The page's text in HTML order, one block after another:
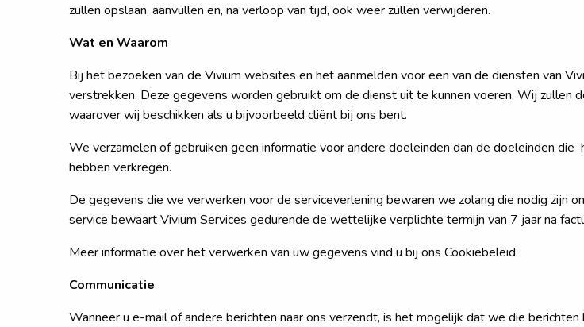
zullen opslaan, aanvullen en, na verloop van tijd, ook weer zullen verwijderen.
Wat en Waarom
Bij het bezoeken van de Vivium websites en het aanmelden voor een van de diensten van
verstrekken. Deze gegevens worden gebruikt om de dienst uit te kunnen voeren. Wij zullen
waarover wij beschikken als u bijvoorbeeld cliënt bij ons bent.
We verzamelen of gebruiken geen informatie voor andere doeleinden dan de doeleinden
hebben verkregen.
De gegevens die we verwerken voor de serviceverlening bewaren we zolang die nodig zijn
service bewaart Vivium Services gedurende de wettelijke verplichte termijn van 7 jaar na
Meer informatie over het verwerken van uw gegevens vind u bij ons Cookiebeleid.
Communicatie
Wanneer u e-mail of andere berichten naar ons verzendt, is het mogelijk dat we die